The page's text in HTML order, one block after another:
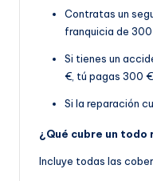
Contratas un
franquicia de 300
Si tienes un
€, tú pagas 300
Si la reparación
¿Qué cubre un todo
Incluye todas las